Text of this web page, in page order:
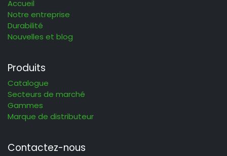
Accueil
Notre entreprise
Durabilité
Nouvelles et blog
Produits
Catalogue
Secteurs de marché
Gammes
Marque de distributeur
Contactez-nous